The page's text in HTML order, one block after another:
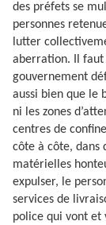
des préfets se
personnes
lutter
aberration. Il faut
gouvernement
aussi bien que le
ni les zones
centres de
côte à côte, dans
matérielles
expulser, le
services de
police qui vont et